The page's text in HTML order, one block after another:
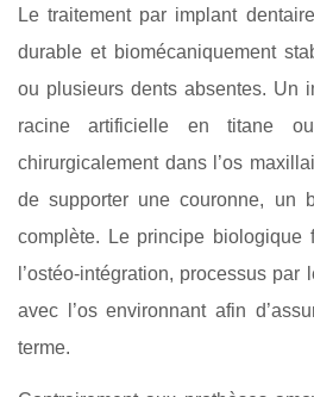
Le traitement par implant
durable et biomécaniquement
ou plusieurs dents absentes. Un
racine artificielle en titane
chirurgicalement dans l’os
de supporter une couronne, un
complète. Le principe biologique
l’ostéo‑intégration, processus
avec l’os environnant afin
terme.